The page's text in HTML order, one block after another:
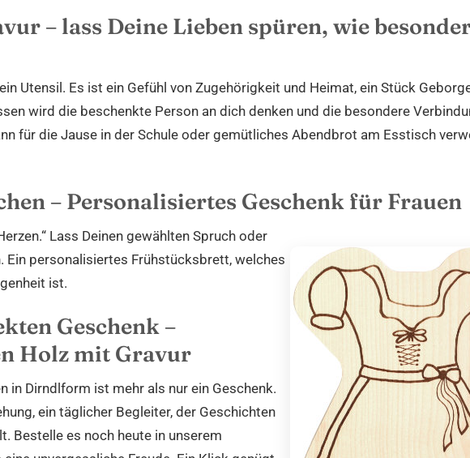
– lass Deine Lieben spüren, wie
Utensil. Es ist ein Gefühl von Zugehörigkeit und Heimat, ein Stück
wird die beschenkte Person an dich denken und die besondere
für die Jause in der Schule oder gemütliches Abendbrot am Esstisch
– Personalisiertes Geschenk für Frauen
Lass Deinen gewählten Spruch oder
Ein personalisiertes Frühstücksbrett, welches
ist.
Geschenk –
Holz mit Gravur
in Dirndlform ist mehr als nur ein Geschenk.
ein täglicher Begleiter, der Geschichten
Bestelle es noch heute in unserem